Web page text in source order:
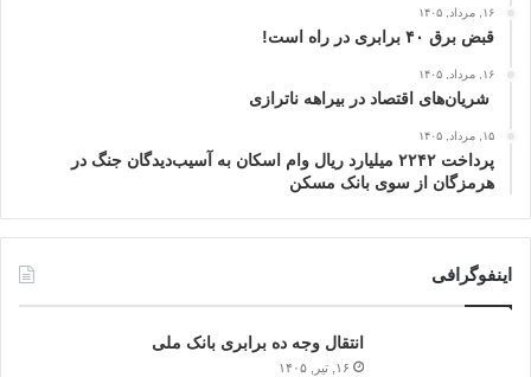
۱۶, مرداد, ۱۴۰۵
قبض برق ۴۰ برابری در راه است!
۱۶, مرداد, ۱۴۰۵
شریان‌های اقتصاد در بیراهه ناترازی
۱۵, مرداد, ۱۴۰۵
پرداخت ۲۲۴۲ میلیارد ریال وام اسکان به آسیب‌دیدگان جنگ در
هرمزگان از سوی بانک مسکن
اینفوگرافی
انتقال وجه ده برابری بانک ملی
۱۶, تیر, ۱۴۰۵